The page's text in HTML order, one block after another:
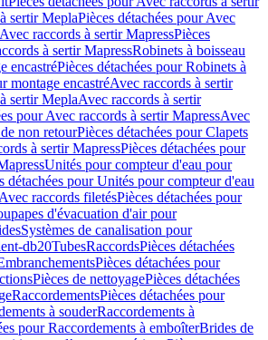
sertir MeplaPièces détachées pour Avec
Avec raccords à sertir MapressPièces
à sertir MapressRobinets à boisseau
encastréPièces détachées pour Robinets à
montage encastréAvec raccords à sertir
sertir MeplaAvec raccords à sertir
pour Avec raccords à sertir MapressAvec
non retourPièces détachées pour Clapets
à sertir MapressPièces détachées pour
Unités pour compteur d'eau pour
détachées pour Unités pour compteur d'eau
Avec raccords filetésPièces détachées pour
d'évacuation d'air pour
Systèmes de canalisation pour
db20TubesRaccordsPièces détachées
Pièces détachées pour
Pièces de nettoyagePièces détachées
RaccordementsPièces détachées pour
à souderRaccordements à
pour Raccordements à emboîterBrides de